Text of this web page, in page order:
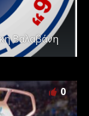
Βαλαβάνη
0